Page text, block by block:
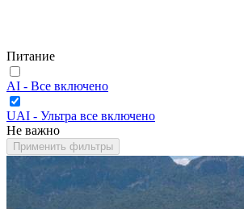
Питание
AI - Все включено
UAI - Ультра все включено
Не важно
Применить фильтры